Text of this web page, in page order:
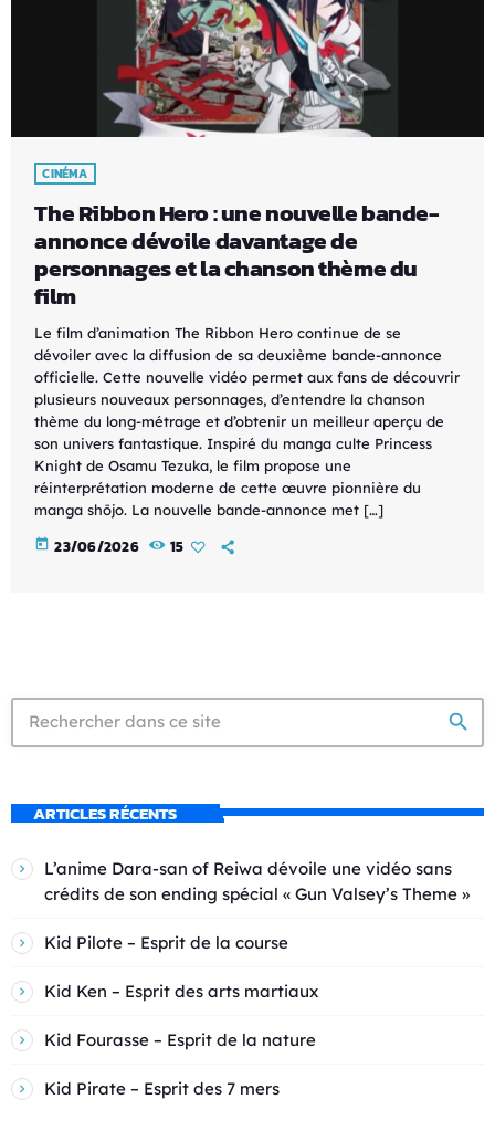
CINÉMA
The Ribbon Hero : une nouvelle bande-
annonce dévoile davantage de
personnages et la chanson thème du
film
Le film d’animation The Ribbon Hero continue de se
dévoiler avec la diffusion de sa deuxième bande-annonce
officielle. Cette nouvelle vidéo permet aux fans de découvrir
plusieurs nouveaux personnages, d’entendre la chanson
thème du long-métrage et d’obtenir un meilleur aperçu de
son univers fantastique. Inspiré du manga culte Princess
Knight de Osamu Tezuka, le film propose une
réinterprétation moderne de cette œuvre pionnière du
manga shōjo. La nouvelle bande-annonce met […]
today 23/06/2026 15
search
ARTICLES RÉCENTS
L’anime Dara-san of Reiwa dévoile une vidéo sans
crédits de son ending spécial « Gun Valsey’s Theme »
Kid Pilote – Esprit de la course
Kid Ken – Esprit des arts martiaux
Kid Fourasse – Esprit de la nature
Kid Pirate – Esprit des 7 mers